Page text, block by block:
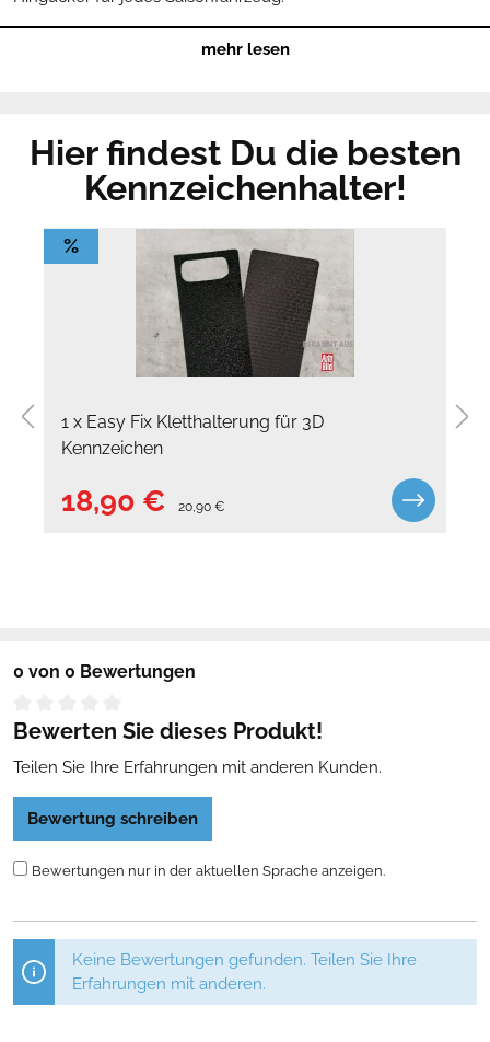
Sportliches Design trifft Hightech-Kunststoff: Das
ist dank UV-Beständigkeit - ebenso wie die Platine und die
Lettern - besonders langlebig und pflegeleicht.
Die voreingestellte Gültigkeit des 3D
Saisonkennzeichens in Carbon-Optik erlaubt die Nutzung des
Fahrzeugs in den Monaten April bis Oktober. Passe den
Zeitraum bei Bedarf ganz einfach an!
Bundesweit an jeder Zulassungsstelle zugelassen
Die Reservierung muss vorab durch den Kunden erfolgen!
mehr lesen
Hier findest Du die besten
Kennzeichenhalter!
%
1 x Easy Fix Kletthalterung für 3D
Kennzeichen
18,90 € 20,90 €
0 von 0 Bewertungen
Bewerten Sie dieses Produkt!
Teilen Sie Ihre Erfahrungen mit anderen Kunden.
Bewertung schreiben
Bewertungen nur in der aktuellen Sprache anzeigen.
Keine Bewertungen gefunden. Teilen Sie Ihre
Erfahrungen mit anderen.